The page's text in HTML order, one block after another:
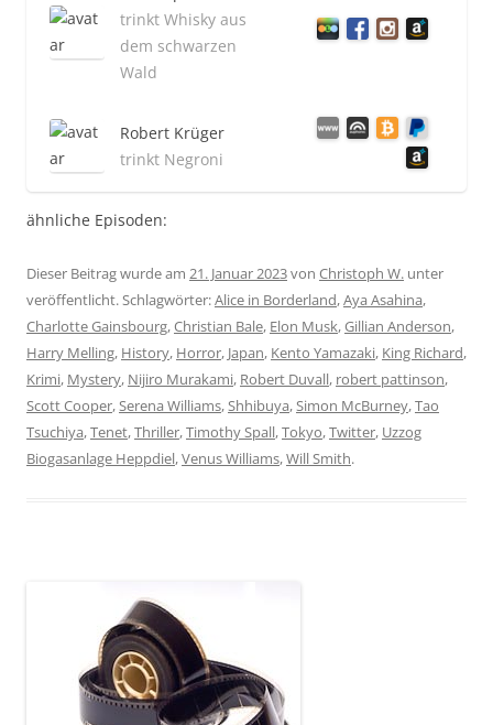
trinkt Whisky aus
dem schwarzen
Wald
Robert Krüger
trinkt Negroni
ähnliche Episoden:
Dieser Beitrag wurde am 21. Januar 2023von Christoph W. unter
veröffentlicht. Schlagwörter:Alice in Borderland,Aya Asahina,
Charlotte Gainsbourg,Christian Bale, Elon Musk,Gillian Anderson,
Harry Melling, History, Horror, Japan, Kento Yamazaki, King Richard,
Krimi, Mystery, Nijiro Murakami, Robert Duvall, robert pattinson,
Scott Cooper,Serena Williams,Shhibuya,Simon McBurney,Tao
Tsuchiya,Tenet,Thriller,Timothy Spall,Tokyo,Twitter, Uzzog
Biogasanlage Heppdiel,Venus Williams,Will Smith.